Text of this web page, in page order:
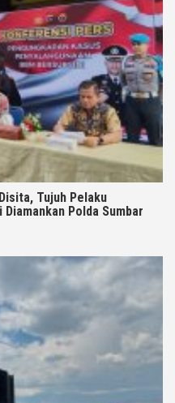
Tujuh Pelaku
Polda Sumbar